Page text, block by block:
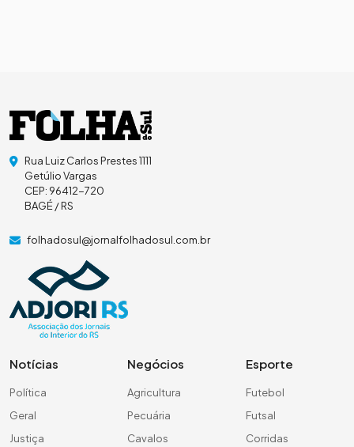
Rua Luiz Carlos Prestes 1111
Getúlio Vargas
CEP: 96412-720
BAGÉ / RS
folhadosul@jornalfolhadosul.com.br
Notícias
Política
Geral
Justiça
Negócios
Agricultura
Pecuária
Cavalos
Esporte
Futebol
Futsal
Corridas